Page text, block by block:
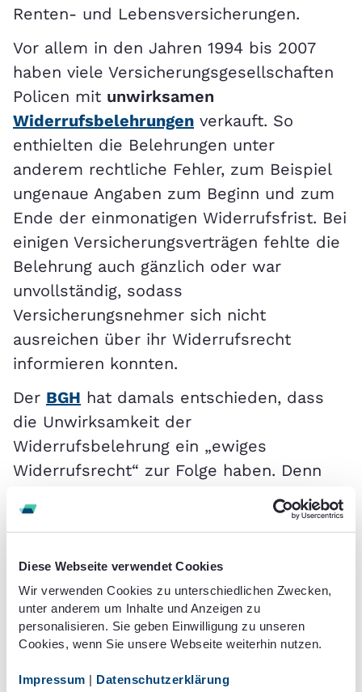
Diese Webseite verwendet Cookies
Wir verwenden Cookies zu unterschiedlichen Zwecken,
unter anderem um Inhalte und Anzeigen zu
personalisieren. Sie geben Einwilligung zu unseren
Cookies, wenn Sie unsere Webseite weiterhin nutzen.
Impressum | Datenschutzerklärung
Renten- und Lebensversicherungen.
Vor allem in den Jahren 1994 bis 2007
haben viele Versicherungsgesellschaften
Policen mit unwirksamen
Widerrufsbelehrungen verkauft. So
enthielten die Belehrungen unter
anderem rechtliche Fehler, zum Beispiel
ungenaue Angaben zum Beginn und zum
Ende der einmonatigen Widerrufsfrist. Bei
einigen Versicherungsverträgen fehlte die
Belehrung auch gänzlich oder war
unvollständig, sodass
Versicherungsnehmer sich nicht
ausreichen über ihr Widerrufsrecht
informieren konnten.
Der BGH hat damals entschieden, dass
die Unwirksamkeit der
Widerrufsbelehrung ein „ewiges
Widerrufsrecht“ zur Folge haben. Denn
die wirksame Belehrung ist Voraussetzung
für den Beginn der Widerrufsfrist, zu dem
Damit ist auch kein Ende der
Widerrufsfrist denkbar.
Dabei ist dieLebensversicherung
Entschädigungbei Ausübung des „ewigen
Widerrufsrechts“ in der Regel deutlich